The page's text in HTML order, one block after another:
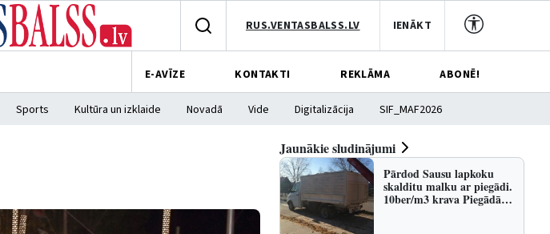
RUS.VENTASBALSS.LV IENĀKT
E-AVĪZE KONTAKTI REKLĀMA ABONĒ!
Sports Kultūra un izklaide Novadā Vide Digitalizācija SIF_MAF2026
Jaunākie sludinājumi
Pārdod Sausu lapkoku
skalditu malku ar piegādi.
10ber/m3 krava Piegādā…